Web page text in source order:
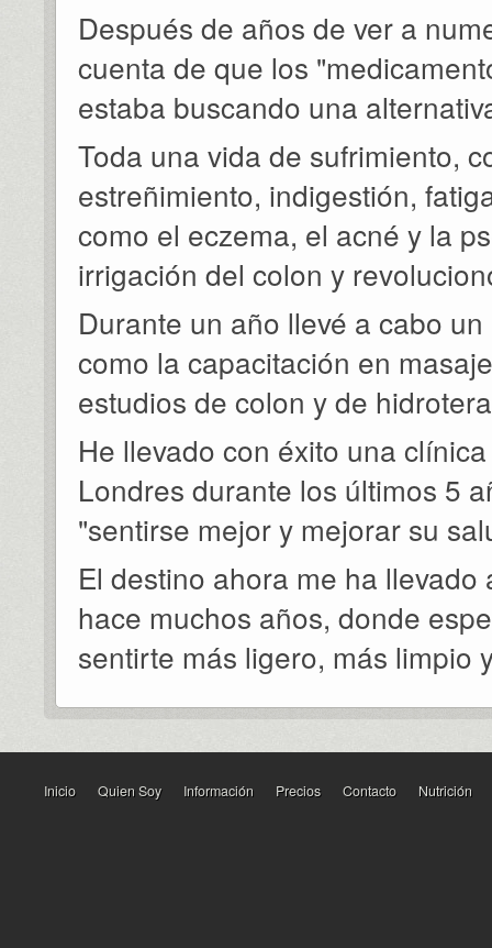
Después de años de ver a
cuenta de que los
estaba buscando una
Toda una vida de sufrimiento,
estreñimiento, indigestión,
como el eczema, el acné y la
irrigación del colon y
Durante un año llevé a cabo
como la capacitación en
estudios de colon y de
He llevado con éxito una
Londres durante los últimos 5
"sentirse mejor y mejorar su
El destino ahora me ha
hace muchos años, donde
sentirte más ligero, más limpio
Inicio Quien Soy Información Precios Contacto Nutrición